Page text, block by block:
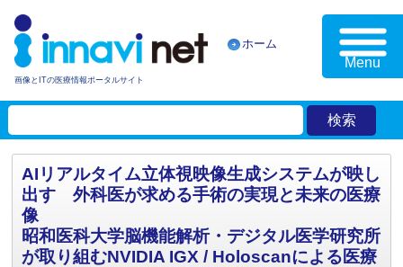
画像とITの医療情報ポータルサイト
ホーム
Menu
AIリアルタイム立体視映像生成システムが映し
出す 外科医が求める手術の実現と未来の医療
像
昭和医科大学脳機能解析・デジタル医学研究所
が取り組むNVIDIA IGX / Holoscanによる医療